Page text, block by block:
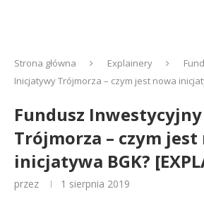
Strona główna Explainery
Inicjatywy Trójmorza – czym jest nowa
Fundusz
Trójmorza – czym jest
inicjatywa BGK?
przez 1 sierpnia 2019